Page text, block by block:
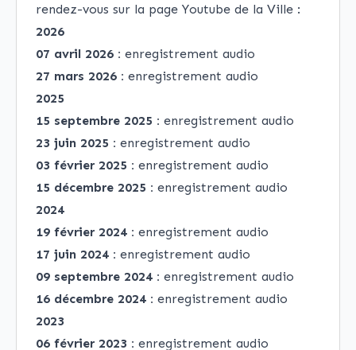
rendez-vous sur la page Youtube de la Ville :
2026
07 avril 2026 : enregistrement audio
27 mars 2026 : enregistrement audio
2025
15 septembre 2025 : enregistrement audio
23 juin 2025 : enregistrement audio
03 février 2025 : enregistrement audio
15 décembre 2025 : enregistrement audio
2024
19 février 2024 : enregistrement audio
17 juin 2024 : enregistrement audio
09 septembre 2024 : enregistrement audio
16 décembre 2024 : enregistrement audio
2023
06 février 2023 : enregistrement audio